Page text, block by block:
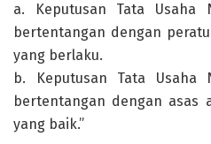
a. Keputusan Tata Usaha
bertentangan dengan
yang berlaku.
b. Keputusan Tata Usaha
bertentangan dengan asas
yang baik.”